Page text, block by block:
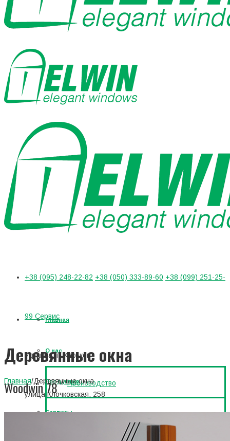
+38 (095) 248-22-82 +38 (050) 333-89-60 +38 (099) 251-25-
99 Сервис
Украина, г. Харьков
улица Клочковская, 258
Главная
О нас
Производство
Наша команда
Продукция
Деревянные окна
Сервис
Деревянные окна
Главная/Деревянные окна
Woodwin 78